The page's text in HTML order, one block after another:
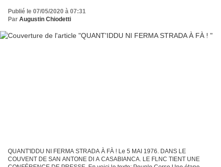
Publié le 07/05/2020 à 07:31
Par Augustin Chiodetti
QUANT'IDDU NI FERMA STRADA À FÀ ! Le 5 MAI 1976. DANS LE
COUVENT DE SAN ANTONE DI A CASABIANCA. LE FLNC TIENT UNE